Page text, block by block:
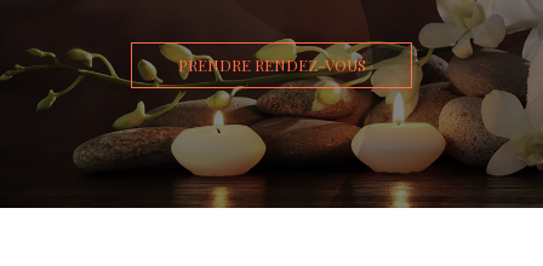
PRENDRE RENDEZ-VOUS